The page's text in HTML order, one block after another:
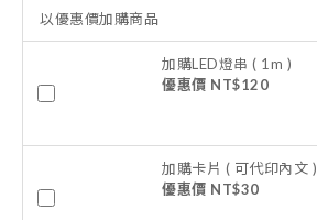
以優惠價加購商品
加購LED燈串 ( 1m )
優惠價 NT$120
加購卡片 ( 可代印內文 )
優惠價 NT$30